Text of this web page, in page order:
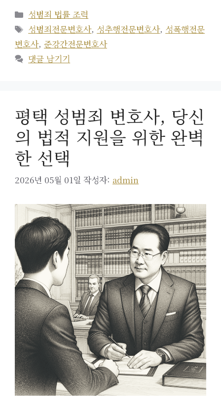
카
테
고
리
성범죄 법률 조력
태
그
성범죄전문변호사, 성추행전문변호사, 성폭행전문
변호사, 준강간전문변호사
댓글 남기기
평택 성범죄 변호사, 당신
의 법적 지원을 위한 완벽
한 선택
2026년 05월 01일 작성자: admin